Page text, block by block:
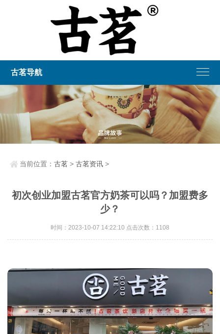
古茗导航
当前位置：古茗 >古茗资讯 >
初次创业加盟古茗官方奶茶可以吗？加盟费多
少？
时间：2023-10-07 14:22:10 点击次数：1108